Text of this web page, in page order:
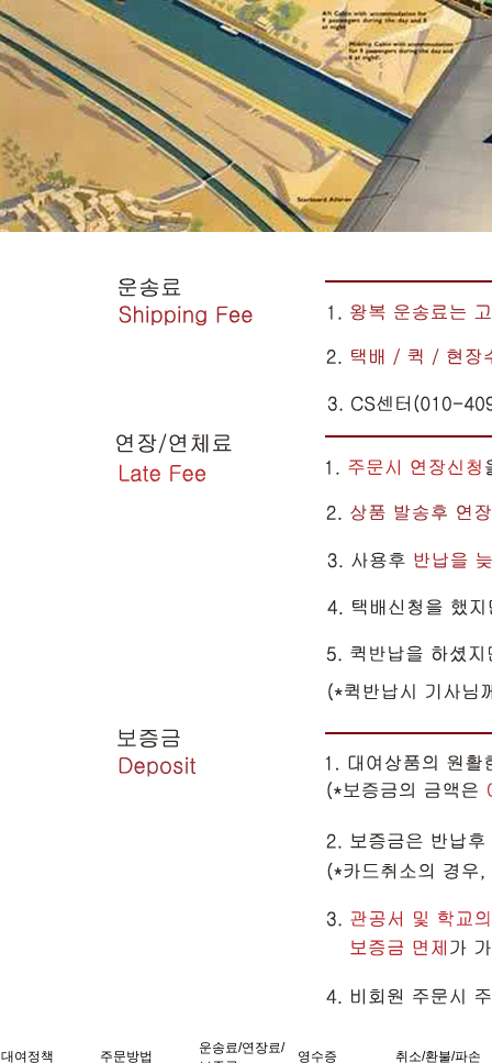
대여정책 주문방법
운송료/연장료/
영수증 취소/환불/파손